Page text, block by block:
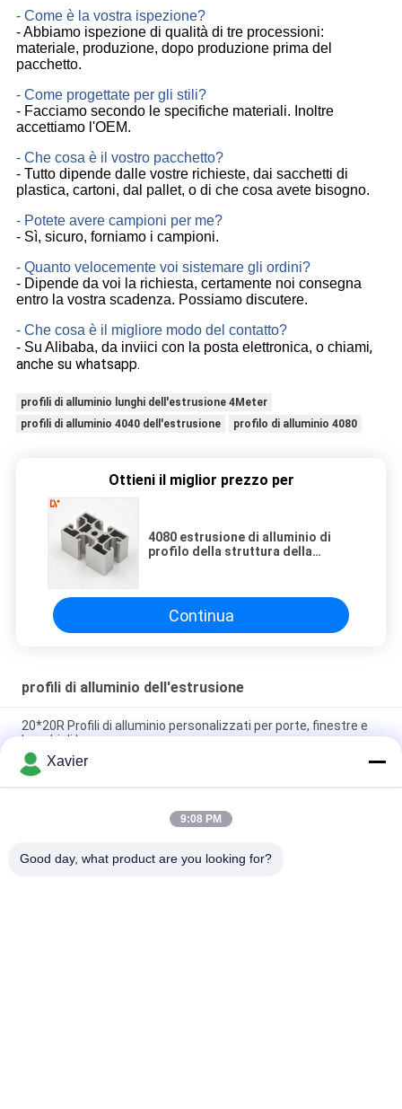
- Come è la vostra ispezione?
- Abbiamo ispezione di qualità di tre processioni:
materiale, produzione, dopo produzione prima del
pacchetto.
- Come progettate per gli stili?
- Facciamo secondo le specifiche materiali. Inoltre
accettiamo l'OEM.
- Che cosa è il vostro pacchetto?
- Tutto dipende dalle vostre richieste, dai sacchetti di
plastica, cartoni, dal pallet, o di che cosa avete bisogno.
- Potete avere campioni per me?
- Sì, sicuro, forniamo i campioni.
- Quanto velocemente voi sistemare gli ordini?
- Dipende da voi la richiesta, certamente noi consegna
entro la vostra scadenza. Possiamo discutere.
- Che cosa è il migliore modo del contatto?
- Su Alibaba, da inviici con la posta elettronica, o chiami,
anche su whatsapp.
profili di alluminio lunghi dell'estrusione 4Meter
profili di alluminio 4040 dell'estrusione
profilo di alluminio 4080
Ottieni il miglior prezzo per
4080 estrusione di alluminio di
profilo della struttura della
struttura della scanalatura di T
Continua
profili di alluminio dell'estrusione
20*20R Profili di alluminio personalizzati per porte, finestre e
banchi di lavoro
La lega seziona i profili di alluminio dell'estrusione della
scanalatura 6063 di T 8080 4040 serie
6063-t5 il quadrato T scanala un grande profilo di alluminio dei
Xavier
9:08 PM
Good day, what product are you looking for?